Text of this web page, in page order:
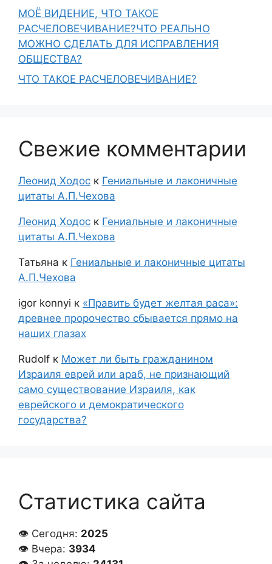
МОЁ ВИДЕНИЕ, ЧТО ТАКОЕ
РАСЧЕЛОВЕЧИВАНИЕ?ЧТО РЕАЛЬНО
МОЖНО СДЕЛАТЬ ДЛЯ ИСПРАВЛЕНИЯ
ОБЩЕСТВА?
ЧТО ТАКОЕ РАСЧЕЛОВЕЧИВАНИЕ?
Свежие комментарии
Леонид Ходос к Гениальные и лаконичные
цитаты А.П.Чехова
Леонид Ходос к Гениальные и лаконичные
цитаты А.П.Чехова
Татьяна к Гениальные и лаконичные цитаты
А.П.Чехова
igor konnyi к «Править будет желтая раса»:
древнее пророчество сбывается прямо на
наших глазах
Rudolf к Может ли быть гражданином
Израиля еврей или араб, не признающий
само существование Израиля, как
еврейского и демократического
государства?
Статистика сайта
👁 Сегодня: 2025
👁 Вчера: 3934